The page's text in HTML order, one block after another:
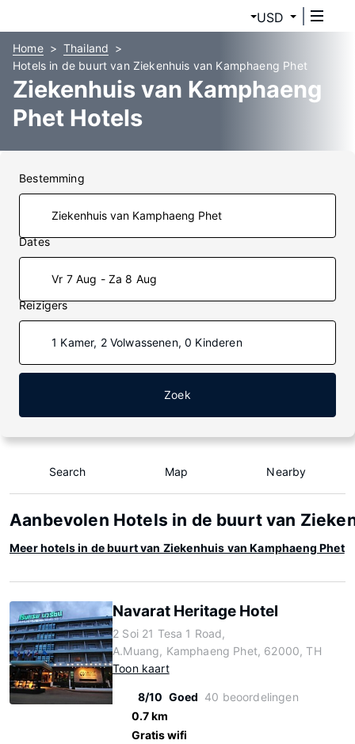
USD
Home
Thailand
Hotels in de buurt van Ziekenhuis van Kamphaeng Phet
Ziekenhuis van Kamphaeng
Phet Hotels
Bestemming
Dates
Vr 7 Aug - Za 8 Aug
Reizigers
1 Kamer, 2 Volwassenen, 0 Kinderen
Zoek
Search Map Nearby
Aanbevolen Hotels in de buurt van
Meer hotels in de buurt van Ziekenhuis van Kamphaeng Phet
Navarat Heritage Hotel
2 Soi 21 Tesa 1 Road,
A.Muang, Kamphaeng Phet, 62000, TH
Toon kaart
8/10 Goed 40 beoordelingen
0.7 km
Gratis wifi